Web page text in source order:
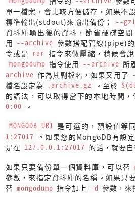
單一檔案，會比較方便儲存，如果不
標準輸出(stdout)來輸出備份；
--
資料庫輸出後的資料，節省硬碟空
用 --archive 參數搭配管線(pipe)
令或是 rar 指令來做壓縮，稍候會
mongodump 指令使用 --archive 所
archive 作為其副檔名，如果又用了
檔名設定為 .archive.gz 。至於
的語法，可以取得當下的本地時間，
0:00
。
MONGODB_URI 是可選的，預設值等
1:27017
。如果您的MongoDB有設
是在 127.0.0.1:27017 的話，就要
如果只要備份單一個資料庫，可以替
參數，來指定資料庫的名稱。如果只
替 mongodump 指令加上 -d 參數，來